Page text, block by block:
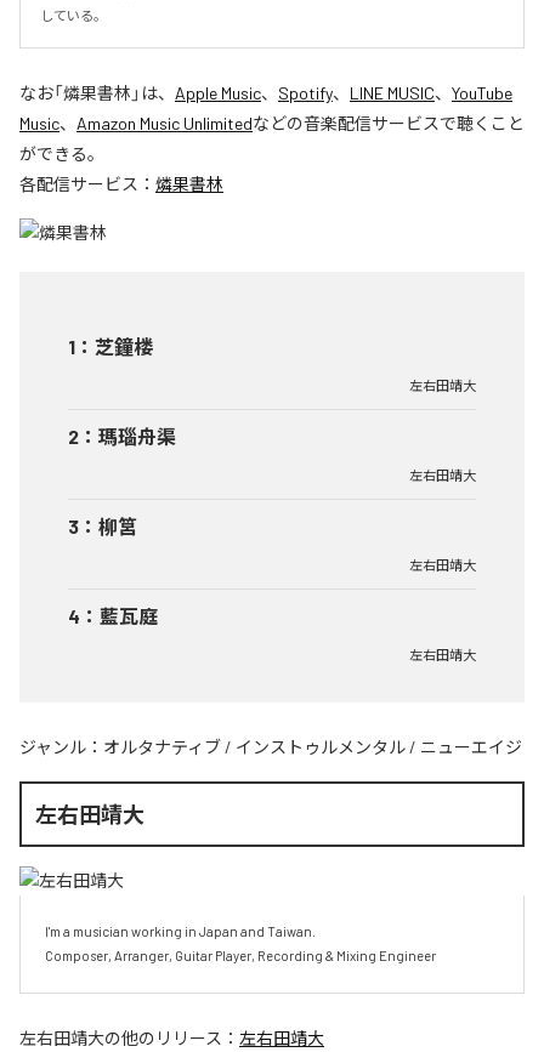
している。
なお「燐果書林 」は、 Apple Music、 Spotify、 LINE MUSIC、 YouTube
Music、 Amazon Music Unlimitedなどの音楽配信サービスで聴くこと
ができる。
各配信サービス： 燐果書林
1 ： 芝鐘楼
左右田靖大
2 ： 瑪瑙舟渠
左右田靖大
3 ： 柳筥
左右田靖大
4 ： 藍瓦庭
左右田靖大
ジャンル： オルタナティブ / インストゥルメンタル / ニューエイジ
左右田靖大
I'm a musician working in Japan and Taiwan.
Composer, Arranger, Guitar Player, Recording & Mixing Engineer
左右田靖大の他のリリース： 左右田靖大